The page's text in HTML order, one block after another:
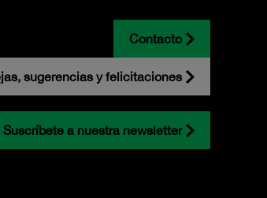
Contacto
sugerencias y felicitaciones
Suscríbete a nuestra newsletter